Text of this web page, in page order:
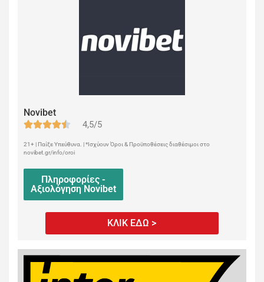
Novibet
4,5/5
21+ | Παίξε Υπεύθυνα. | *Ισχύουν Όροι & Προϋποθέσεις διαθέσιμοι στο
novibet.gr/info/oroi
Πληροφορίες -
Αξιολόγηση Novibet
ΚΛΙΚ ΕΔΩ >